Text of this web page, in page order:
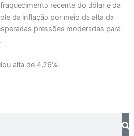
recente do dólar e da
da inflação por meio da alta da
pressões moderadas para
alta de 4,26%.